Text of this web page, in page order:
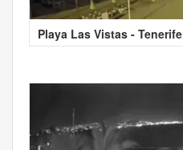
Playa Las Vistas - Tenerife